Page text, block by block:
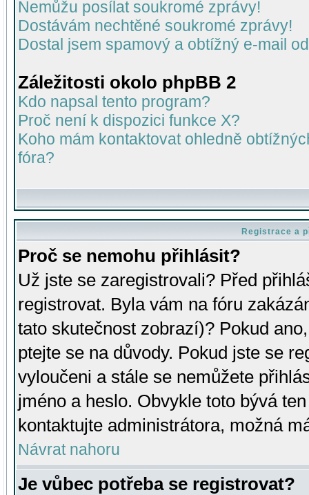
Nemůžu posílat soukromé zprávy!
Dostávám nechtěné soukromé zprávy!
Dostal jsem spamový a obtížný e-mail
Záležitosti okolo phpBB 2
Kdo napsal tento program?
Proč není k dispozici funkce X?
Koho mám kontaktovat ohledně
fóra?
Registrace a
Proč se nemohu přihlásit?
Už jste se zaregistrovali? Před
registrovat. Byla vám na fóru
tato skutečnost zobrazí)? Pokud
ptejte se na důvody. Pokud jste se
vyloučeni a stále se nemůžete
jméno a heslo. Obvykle toto bývá
kontaktujte administrátora, možná
Návrat nahoru
Je vůbec potřeba se registrovat?